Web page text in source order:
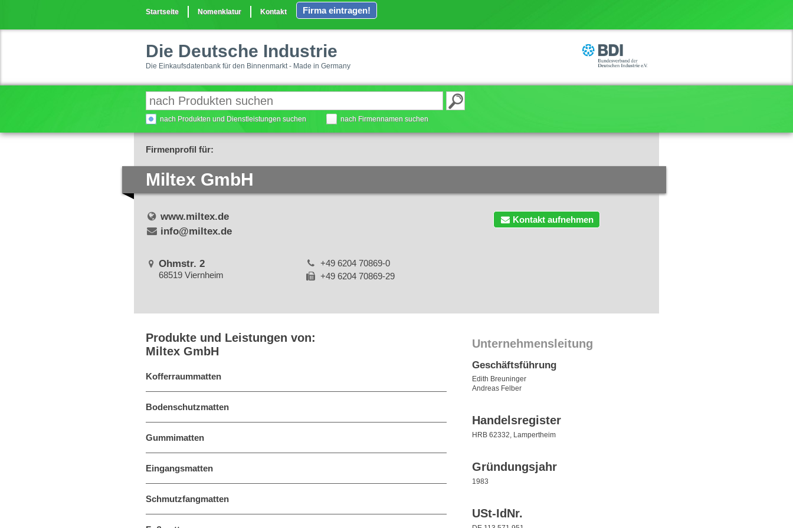
Startseite Nomenklatur Kontakt Firma eintragen!
Die Deutsche Industrie
Die Einkaufsdatenbank für den Binnenmarkt - Made in Germany
nach Produkten und Dienstleistungen suchen nach Firmennamen suchen
Firmenprofil für:
Miltex GmbH
Kontakt aufnehmen
www.miltex.de
info@miltex.de
Ohmstr. 2
68519 Viernheim
+49 6204 70869-0
+49 6204 70869-29
Produkte und Leistungen von:
Miltex GmbH
Kofferraummatten
Bodenschutzmatten
Gummimatten
Eingangsmatten
Schmutzfangmatten
Unternehmensleitung
Geschäftsführung
Edith Breuninger
Andreas Felber
Handelsregister
HRB 62332, Lampertheim
Gründungsjahr
1983
USt-IdNr.